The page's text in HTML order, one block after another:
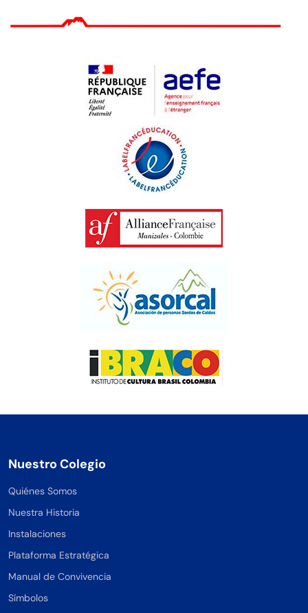
Nuestro Colegio
Quiénes Somos
Nuestra Historia
Instalaciones
Plataforma Estratégica
Manual de Convivencia
Símbolos